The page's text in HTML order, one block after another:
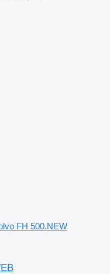
FH 500.NEW